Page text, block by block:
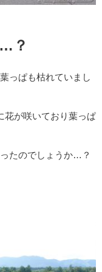
？
っぱも枯れていまし
花が咲いており葉っぱ
たのでしょうか…？